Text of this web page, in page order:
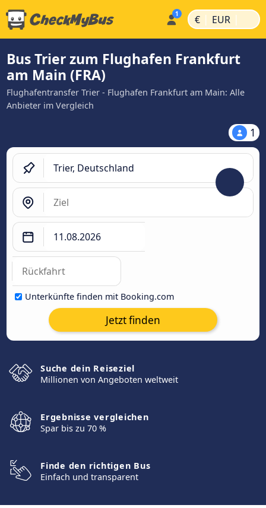
€ | EUR |
Bus Trier zum Flughafen Frankfurt
am Main (FRA)
Flughafentransfer Trier - Flughafen Frankfurt am Main: Alle
Anbieter im Vergleich
1
Unterkünfte finden mit Booking.com
Jetzt finden
Suche dein Reiseziel
Millionen von Angeboten weltweit
Ergebnisse vergleichen
Spar bis zu 70 %
Finde den richtigen Bus
Einfach und transparent